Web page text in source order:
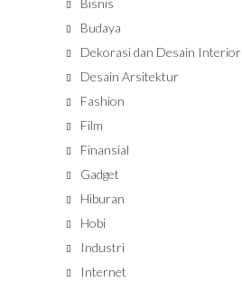
Bisnis
Budaya
Dekorasi dan Desain Interior
Desain Arsitektur
Fashion
Film
Finansial
Gadget
Hiburan
Hobi
Industri
Internet